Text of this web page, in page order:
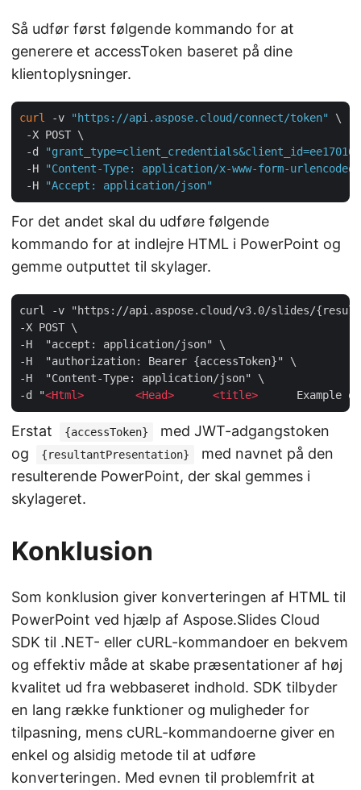
Så udfør først følgende kommando for at
generere et accessToken baseret på dine
klientoplysninger.
curl -v "https://api.aspose.cloud/connect/token"
\
-X POST \
-d
-H
"Content-Type: application/x-www-form-urlencoded"
-H
"Accept: application/json"
For det andet skal du udføre følgende
kommando for at indlejre HTML i PowerPoint og
gemme outputtet til skylager.
curl -v "https://api.aspose.cloud/v3.0/slides/
-X POST \
-H  "accept: application/json" \
-H  "authorization: Bearer {accessToken}" \
-H  "Content-Type: application/json" \
-d "<Html> <Head> <title>
Erstat {accessToken}
med JWT-adgangstoken
og
{resultantPresentation}
med navnet på den
resulterende PowerPoint, der skal gemmes i
skylageret.
Konklusion
Som konklusion giver konverteringen af HTML til
PowerPoint ved hjælp af Aspose.Slides Cloud
SDK til .NET- eller cURL-kommandoer en bekvem
og effektiv måde at skabe præsentationer af høj
kvalitet ud fra webbaseret indhold. SDK tilbyder
en lang række funktioner og muligheder for
tilpasning, mens cURL-kommandoerne giver en
enkel og alsidig metode til at udføre
konverteringen. Med evnen til problemfrit at